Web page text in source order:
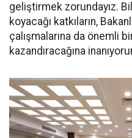
geliştirmek zorundayız.
koyacağı katkıların,
çalışmalarına da önemli
kazandıracağına